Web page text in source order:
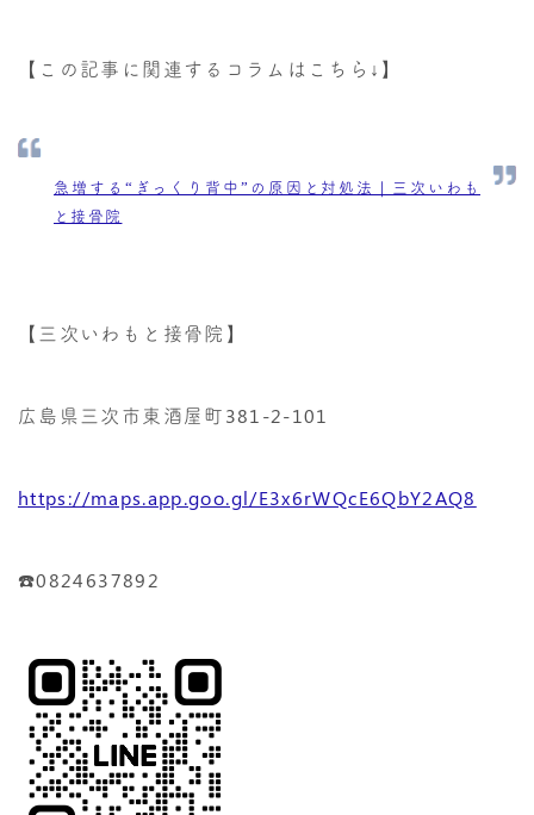
【この記事に関連するコラムはこちら↓】
急増する“ぎっくり背中”の原因と対処法｜三次いわも
と接骨院
【三次いわもと接骨院】
広島県三次市東酒屋町381-2-101
https://maps.app.goo.gl/E3x6rWQcE6QbY2AQ8
☎️0824637892